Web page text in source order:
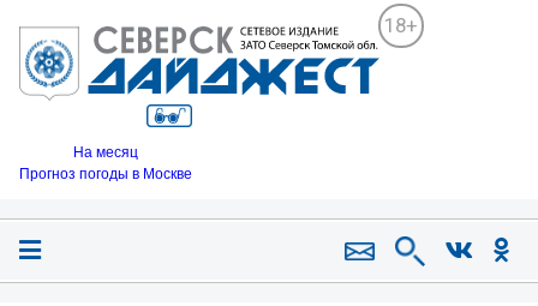
18+
На месяц
Прогноз погоды в Москве